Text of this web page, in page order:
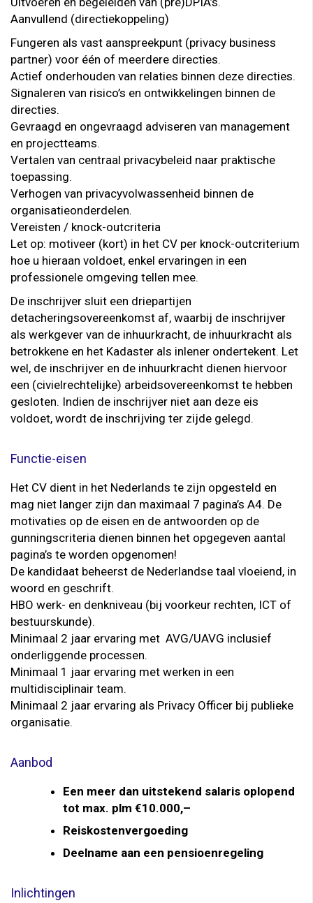
Aanvullend (directiekoppeling)
Fungeren als vast aanspreekpunt (privacy business
partner) voor één of meerdere directies.
Actief onderhouden van relaties binnen deze directies.
Signaleren van risico’s en ontwikkelingen binnen de
directies.
Gevraagd en ongevraagd adviseren van management
en projectteams.
Vertalen van centraal privacybeleid naar praktische
toepassing.
Verhogen van privacyvolwassenheid binnen de
organisatieonderdelen.
Vereisten / knock-outcriteria
Let op: motiveer (kort) in het CV per knock-outcriterium
hoe u hieraan voldoet, enkel ervaringen in een
professionele omgeving tellen mee.
De inschrijver sluit een driepartijen
detacheringsovereenkomst af, waarbij de inschrijver
als werkgever van de inhuurkracht, de inhuurkracht als
betrokkene en het Kadaster als inlener ondertekent. Let
wel, de inschrijver en de inhuurkracht dienen hiervoor
een (civielrechtelijke) arbeidsovereenkomst te hebben
gesloten. Indien de inschrijver niet aan deze eis
voldoet, wordt de inschrijving ter zijde gelegd.
Functie-eisen
Het CV dient in het Nederlands te zijn opgesteld en
mag niet langer zijn dan maximaal 7 pagina’s A4. De
motivaties op de eisen en de antwoorden op de
gunningscriteria dienen binnen het opgegeven aantal
pagina’s te worden opgenomen!
De kandidaat beheerst de Nederlandse taal vloeiend, in
woord en geschrift.
HBO werk- en denkniveau (bij voorkeur rechten, ICT of
bestuurskunde).
Minimaal 2 jaar ervaring met AVG/UAVG inclusief
onderliggende processen.
Minimaal 1 jaar ervaring met werken in een
multidisciplinair team.
Minimaal 2 jaar ervaring als Privacy Officer bij publieke
organisatie.
Aanbod
Een meer dan uitstekend salaris oplopend
tot max. plm €10.000,–
Reiskostenvergoeding
Deelname aan een pensioenregeling
Inlichtingen